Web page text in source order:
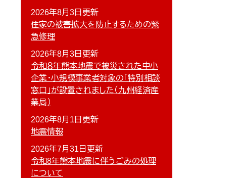
2026年8月3日更新
住家の被害拡大を防止するための緊
急修理
2026年8月3日更新
令和８年熊本地震で被災された中小
企業・小規模事業者対象の「特別相談
窓口」が設置されました（九州経済産
業局）
2026年8月1日更新
地震情報
2026年7月31日更新
令和8年熊本地震に伴うごみの処理
について